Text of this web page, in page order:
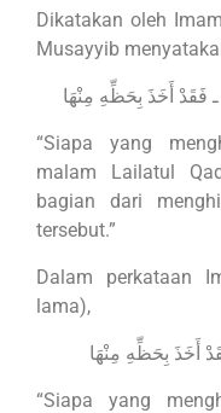
Dikatakan oleh
Musayyib
فَقَدْ أَخَذَ بِحَظِّهِ مِنْهَا
“Siapa yang
malam Lailatul
bagian dari
tersebut.”
Dalam perkataan
lama),
أَخَذَ بِحَظِّهِ مِنْهَا
“Siapa yang